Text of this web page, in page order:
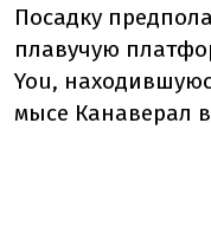
Посадку
плавучую
You,
мысе Канаверал